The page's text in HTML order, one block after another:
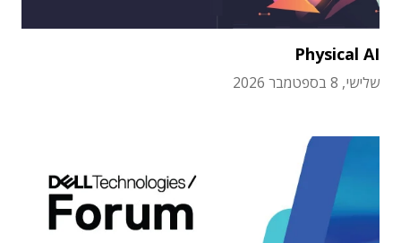
Physical AI
שלישי, 8 בספטמבר 2026